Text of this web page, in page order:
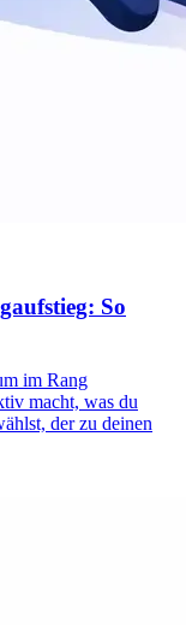
So
im Rang
macht, was du
der zu deinen